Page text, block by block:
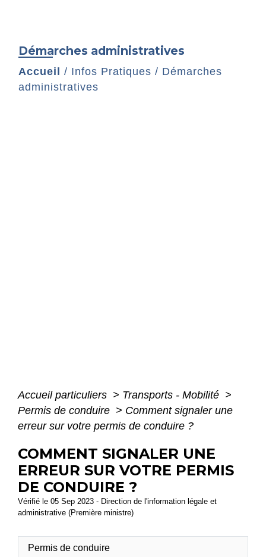
Démarches administratives
Accueil / Infos Pratiques / Démarches
administratives
Accueil particuliers > Transports - Mobilité >
Permis de conduire > Comment signaler une
erreur sur votre permis de conduire ?
COMMENT SIGNALER UNE
ERREUR SUR VOTRE PERMIS
DE CONDUIRE ?
Vérifié le 05 Sep 2023 - Direction de l'information légale et
administrative (Première ministre)
Permis de conduire